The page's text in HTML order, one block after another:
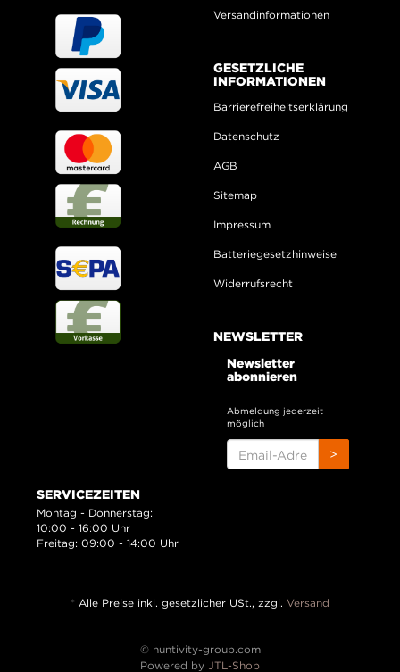
Versandinformationen
GESETZLICHE
INFORMATIONEN
Barrierefreiheitserklärung
Datenschutz
AGB
Sitemap
Impressum
Batteriegesetzhinweise
Widerrufsrecht
NEWSLETTER
Newsletter
abonnieren
Abmeldung jederzeit
möglich
ADRESSE
>
SERVICEZEITEN
Montag - Donnerstag:
10:00 - 16:00 Uhr
Freitag: 09:00 - 14:00 Uhr
* Alle Preise inkl. gesetzlicher USt., zzgl. Versand
© huntivity-group.com
Powered by JTL-Shop